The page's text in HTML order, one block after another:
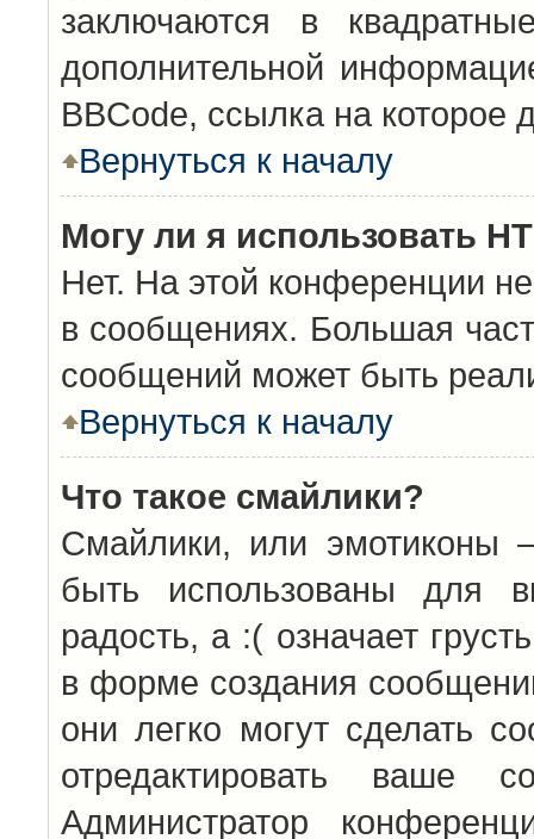
заключаются в
дополнительной
BBCode, ссылка на
Вернуться к началу
Могу ли я использовать
Нет. На этой конференции
в сообщениях. Большая
сообщений может быть
Вернуться к началу
Что такое смайлики?
Смайлики, или эмотиконы
быть использованы для
радость, а :( означает
в форме создания
они легко могут сделать
отредактировать ваше
Администратор